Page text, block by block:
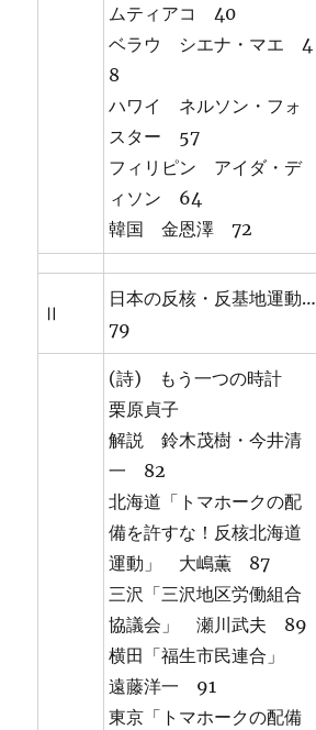
ムティアコ 40
ベラウ シエナ・マエ 4
8
ハワイ ネルソン・フォ
スター 57
フィリピン アイダ・デ
ィソン 64
韓国 金恩澤 72
Ⅱ
日本の反核・反基地運動…
79
(詩) もう一つの時計
栗原貞子
解説 鈴木茂樹・今井清
一 82
北海道「トマホークの配
備を許すな！反核北海道
運動」 大嶋薫 87
三沢「三沢地区労働組合
協議会」 瀬川武夫 89
横田「福生市民連合」
遠藤洋一 91
東京「トマホークの配備